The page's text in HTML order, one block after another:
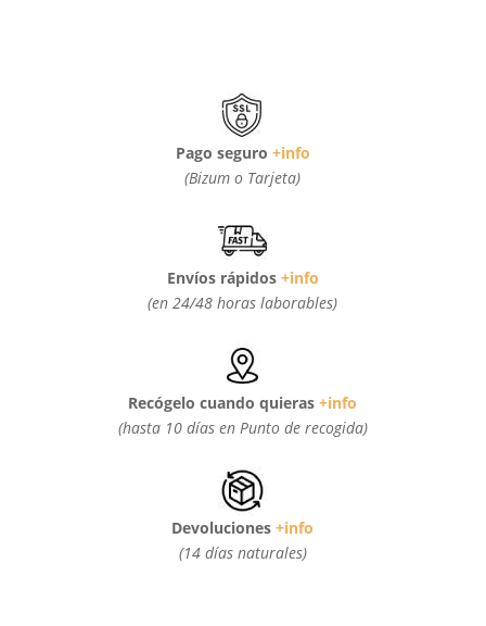
Pago seguro +info
(Bizum o Tarjeta)
Envíos rápidos +info
(en 24/48 horas laborables)
Recógelo cuando quieras+info
(hasta 10 días en Punto de recogida)
Devoluciones+info
(14 días naturales)